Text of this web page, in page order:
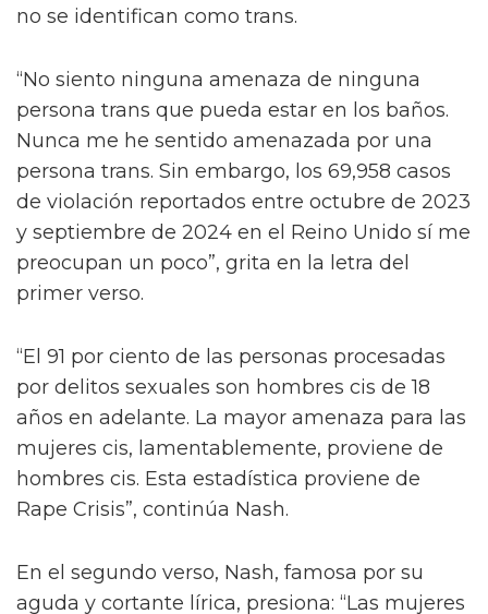
no se identifican como trans.
“No siento ninguna amenaza de ninguna
persona trans que pueda estar en los baños.
Nunca me he sentido amenazada por una
persona trans. Sin embargo, los 69,958 casos
de violación reportados entre octubre de 2023
y septiembre de 2024 en el Reino Unido sí me
preocupan un poco”, grita en la letra del
primer verso.
“El 91 por ciento de las personas procesadas
por delitos sexuales son hombres cis de 18
años en adelante. La mayor amenaza para las
mujeres cis, lamentablemente, proviene de
hombres cis. Esta estadística proviene de
Rape Crisis”, continúa Nash.
En el segundo verso, Nash, famosa por su
aguda y cortante lírica, presiona: “Las mujeres